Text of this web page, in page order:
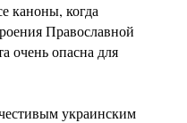
каноны, когда
Православной
очень опасна для
украинским